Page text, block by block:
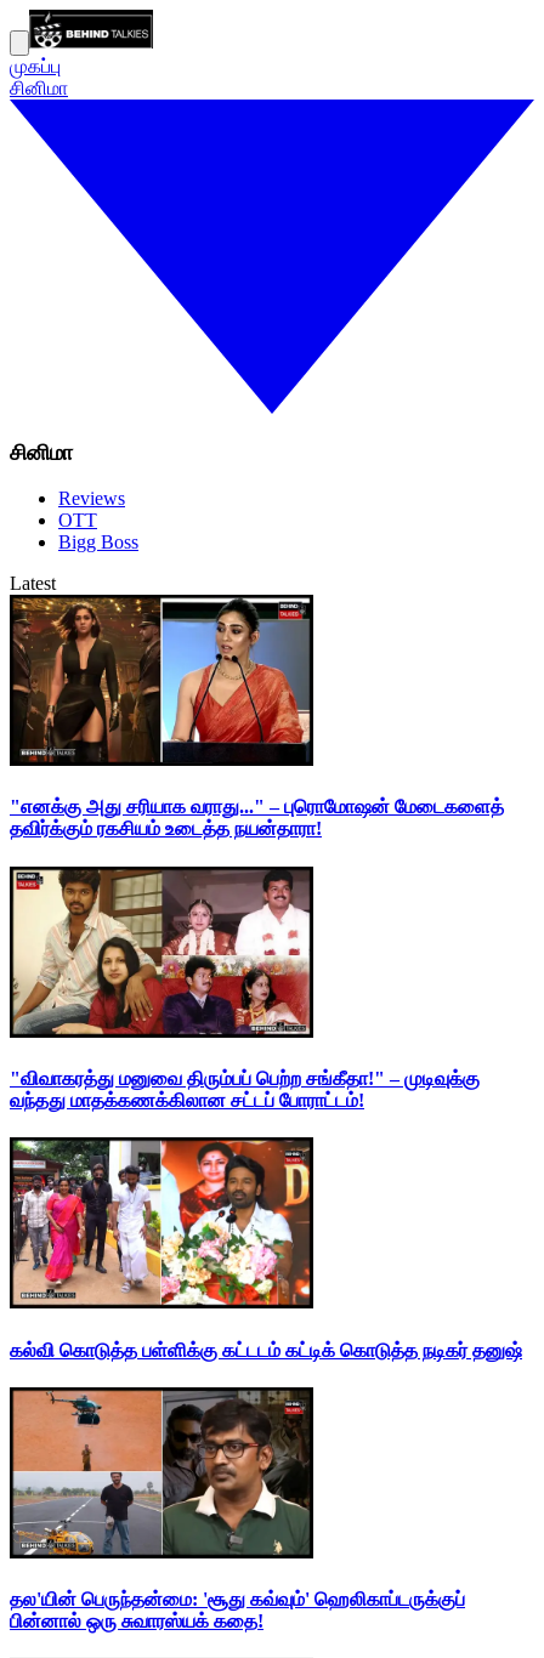
முகப்பு
சினிமா
சினிமா
Reviews
OTT
Bigg Boss
Latest
"எனக்கு அது சரியாக வராது..." – புரொமோஷன் மேடைகளைத்
தவிர்க்கும் ரகசியம் உடைத்த நயன்தாரா!
"விவாகரத்து மனுவை திரும்பப் பெற்ற சங்கீதா!" – முடிவுக்கு
வந்தது மாதக்கணக்கிலான சட்டப் போராட்டம்!
கல்வி கொடுத்த பள்ளிக்கு கட்டடம் கட்டிக் கொடுத்த நடிகர் தனுஷ்
தல'யின் பெருந்தன்மை: 'சூது கவ்வும்' ஹெலிகாப்டருக்குப்
பின்னால் ஒரு சுவாரஸ்யக் கதை!